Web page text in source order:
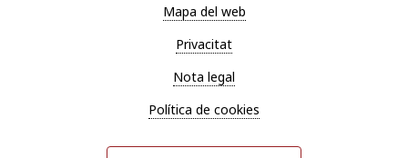
Mapa del web
Privacitat
Nota legal
Política de cookies